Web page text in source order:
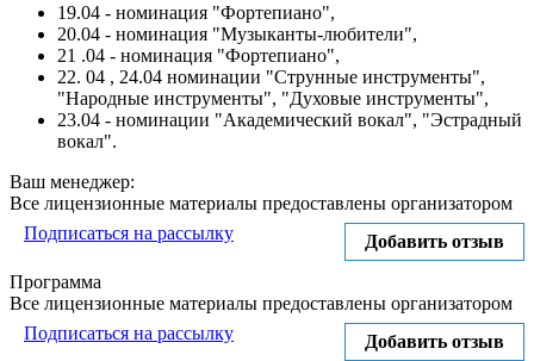
19.04 - номинация "Фортепиано",
20.04 - номинация "Музыканты-любители",
21 .04 - номинация "Фортепиано",
22. 04 , 24.04 номинации "Струнные инструменты",
"Народные инструменты", "Духовые инструменты",
23.04 - номинации "Академический вокал", "Эстрадный
вокал".
Ваш менеджер:
Все лицензионные материалы предоставлены организатором
Добавить отзыв
Подписаться на рассылку
Программа
Все лицензионные материалы предоставлены организатором
Добавить отзыв
Подписаться на рассылку